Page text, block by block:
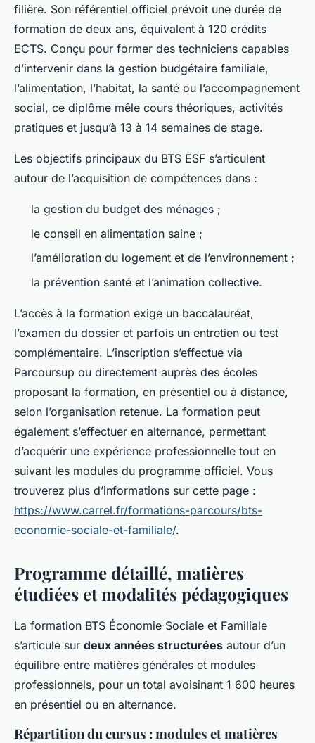
filière. Son référentiel officiel prévoit une durée de
formation de deux ans, équivalent à 120 crédits
ECTS. Conçu pour former des techniciens capables
d’intervenir dans la gestion budgétaire familiale,
l’alimentation, l’habitat, la santé ou l’accompagnement
social, ce diplôme mêle cours théoriques, activités
pratiques et jusqu’à 13 à 14 semaines de stage.
Les objectifs principaux du BTS ESF s’articulent
autour de l’acquisition de compétences dans :
la gestion du budget des ménages ;
le conseil en alimentation saine ;
l’amélioration du logement et de l’environnement ;
la prévention santé et l’animation collective.
L’accès à la formation exige un baccalauréat,
l’examen du dossier et parfois un entretien ou test
complémentaire. L’inscription s’effectue via
Parcoursup ou directement auprès des écoles
proposant la formation, en présentiel ou à distance,
selon l’organisation retenue. La formation peut
également s’effectuer en alternance, permettant
d’acquérir une expérience professionnelle tout en
suivant les modules du programme officiel. Vous
trouverez plus d’informations sur cette page :
https://www.carrel.fr/formations-parcours/bts-
economie-sociale-et-familiale/.
Programme détaillé, matières
étudiées et modalités pédagogiques
La formation BTS Économie Sociale et Familiale
s’articule sur deux années structurées autour d’un
équilibre entre matières générales et modules
professionnels, pour un total avoisinant 1 600 heures
en présentiel ou en alternance.
Répartition du cursus : modules et matières